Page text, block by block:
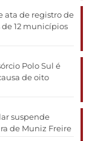
ata de registro de
de 12 municípios
Polo Sul é
de oito
suspende
de Muniz Freire